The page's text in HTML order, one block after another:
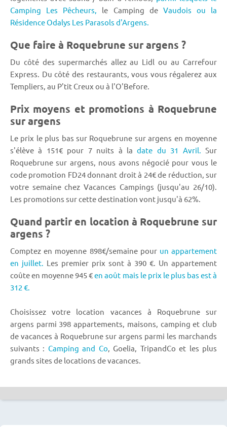
Camping Les Pêcheurs, le Camping de Vaudois ou la
Résidence Odalys Les Parasols d'Argens.
Que faire à Roquebrune sur argens ?
Du côté des supermarchés allez au Lidl ou au Carrefour
Express. Du côté des restaurants, vous vous régalerez aux
Templiers, au P'tit Creux ou à l'O'Before.
Prix moyens et promotions à Roquebrune
sur argens
Le prix le plus bas sur Roquebrune sur argens en moyenne
s'élève à 151€ pour 7 nuits à ladate du 31 Avril. Sur
Roquebrune sur argens, nous avons négocié pour vous le
code promotion FD24 donnant droit à 24€ de réduction, sur
votre semaine chez Vacances Campings (jusqu'au 26/10).
Les promotions sur cette destination vont jusqu'à 62%.
Quand partir en location à Roquebrune sur
argens ?
Comptez en moyenne 898€/semaine pour un appartement
en juillet. Les premier prix sont à 390 €. Un appartement
coûte en moyenne 945 €en août mais le prix le plus bas est à
312 €.
Choisissez votre location vacances à Roquebrune sur
argens parmi 398 appartements, maisons, camping et club
de vacances à Roquebrune sur argens parmi les marchands
suivants : Camping and Co, Goelia, TripandCo et les plus
grands sites de locations de vacances.